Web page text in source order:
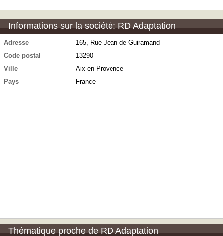
Informations sur la société: RD Adaptation
Adresse
165, Rue Jean de Guiramand
Code postal
13290
Ville
Aix-en-Provence
Pays
France
Thématique proche de RD Adaptation